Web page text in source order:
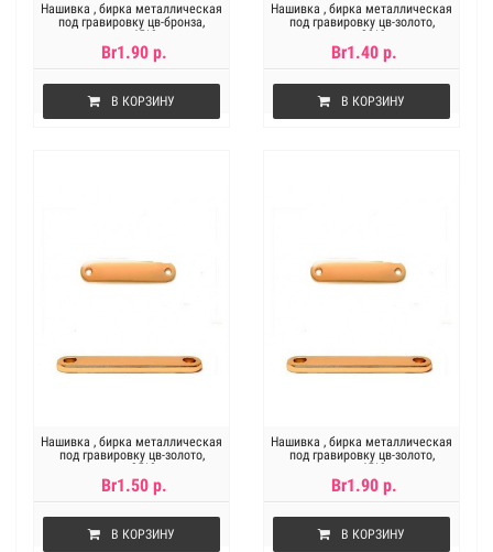
Нашивка , бирка металлическая
под гравировку цв-бронза,
размер 45*9мм
Br1.90 р.
В КОРЗИНУ
Нашивка , бирка металлическая
под гравировку цв-золото,
размер 30*9 мм
Br1.40 р.
В КОРЗИНУ
Нашивка , бирка металлическая
под гравировку цв-золото,
размер 35*8 мм
Br1.50 р.
В КОРЗИНУ
Нашивка , бирка металлическая
под гравировку цв-золото,
размер 45*9 мм
Br1.90 р.
В КОРЗИНУ